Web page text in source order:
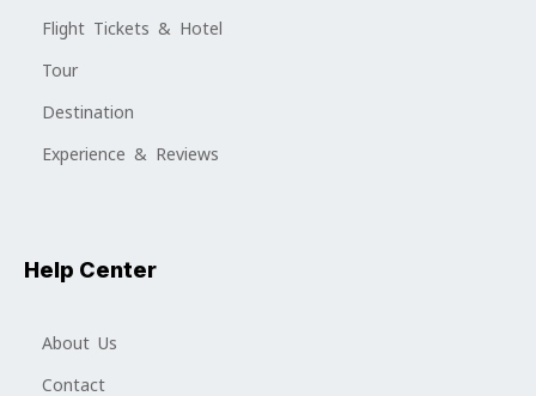
Flight Tickets & Hotel
Tour
Destination
Experience & Reviews
Help Center
About Us
Contact